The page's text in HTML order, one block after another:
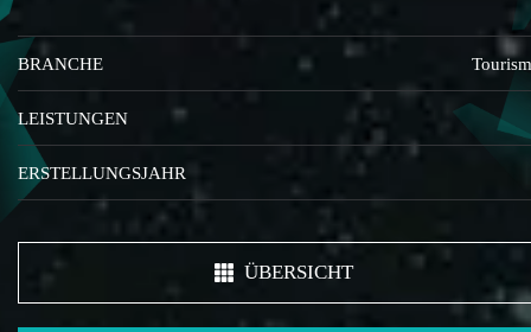
BRANCHE
LEISTUNGEN
ERSTELLUNGSJAHR
ÜBERSICHT